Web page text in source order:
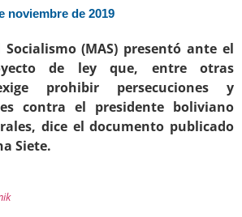
noviembre de 2019
(MAS) presentó ante el
de ley que, entre otras
prohibir persecuciones y
contra el presidente boliviano
dice el documento publicado
Siete.